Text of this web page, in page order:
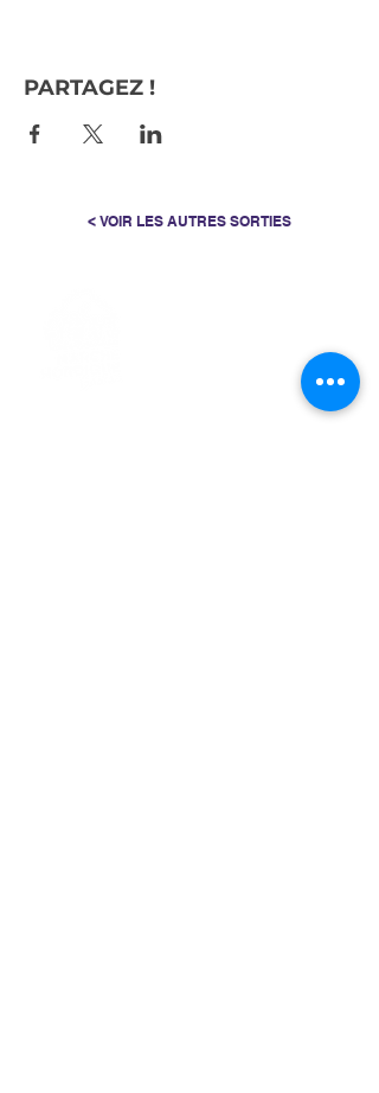
PARTAGEZ !
< VOIR LES AUTRES SORTIES